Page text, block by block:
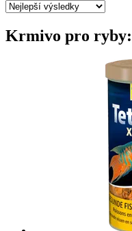
Krmivo pro ryby: